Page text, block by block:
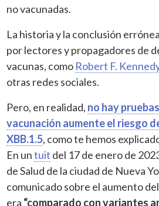
no vacunadas.
La historia y la conclusión
por lectores y propagadores de
vacunas, como Robert F.
otras redes sociales.
Pero, en realidad, no hay
vacunación aumente el riesgo
XBB.1.5, como te hemos
En untuit del 17 de enero de
de Salud de la ciudad de Nueva
comunicado sobre el aumento
era “comparado con variantes